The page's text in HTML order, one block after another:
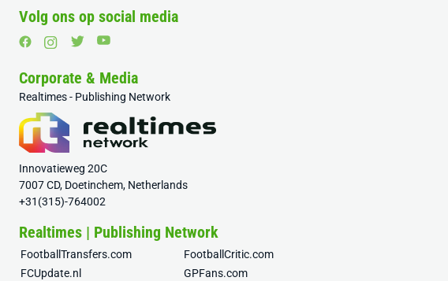
Volg ons op social media
Corporate & Media
Realtimes - Publishing Network
Innovatieweg 20C
7007 CD, Doetinchem, Netherlands
+31(315)-764002
Realtimes | Publishing Network
FootballTransfers.com
FootballCritic.com
FCUpdate.nl
GPFans.com